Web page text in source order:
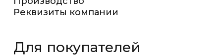
Реквизиты компании
Для покупателей